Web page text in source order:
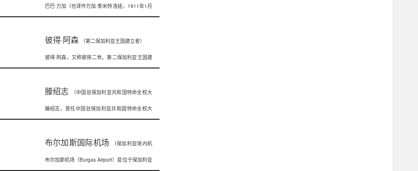
巴巴·万加（也译作万加·季米特洛娃，1911年1月
彼得·阿森 （第二保加利亚王国建立者）
彼得·阿森，又称彼得二世。第二保加利亚王国建
滕绍志 （中国驻保加利亚共和国特命全权大
使）
滕绍志，曾任中国驻保加利亚共和国特命全权大
布尔加斯国际机场 （保加利亚境内机
场）
布尔加斯机场（Burgas Airport）是位于保加利亚